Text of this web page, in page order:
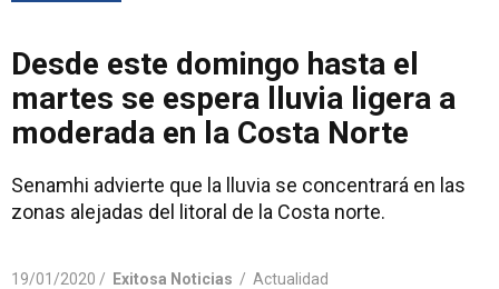
Desde este domingo hasta el
martes se espera lluvia ligera a
moderada en la Costa Norte
Senamhi advierte que la lluvia se concentrará en las
zonas alejadas del litoral de la Costa norte.
19/01/2020 / Exitosa Noticias / Actualidad